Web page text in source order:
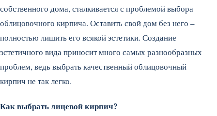
собственного дома, сталкивается с проблемой выбора
облицовочного кирпича. Оставить свой дом без него –
полностью лишить его всякой эстетики. Создание
эстетичного вида приносит много самых разнообразных
проблем, ведь выбрать качественный облицовочный
кирпич не так легко.
Как выбрать лицевой кирпич?